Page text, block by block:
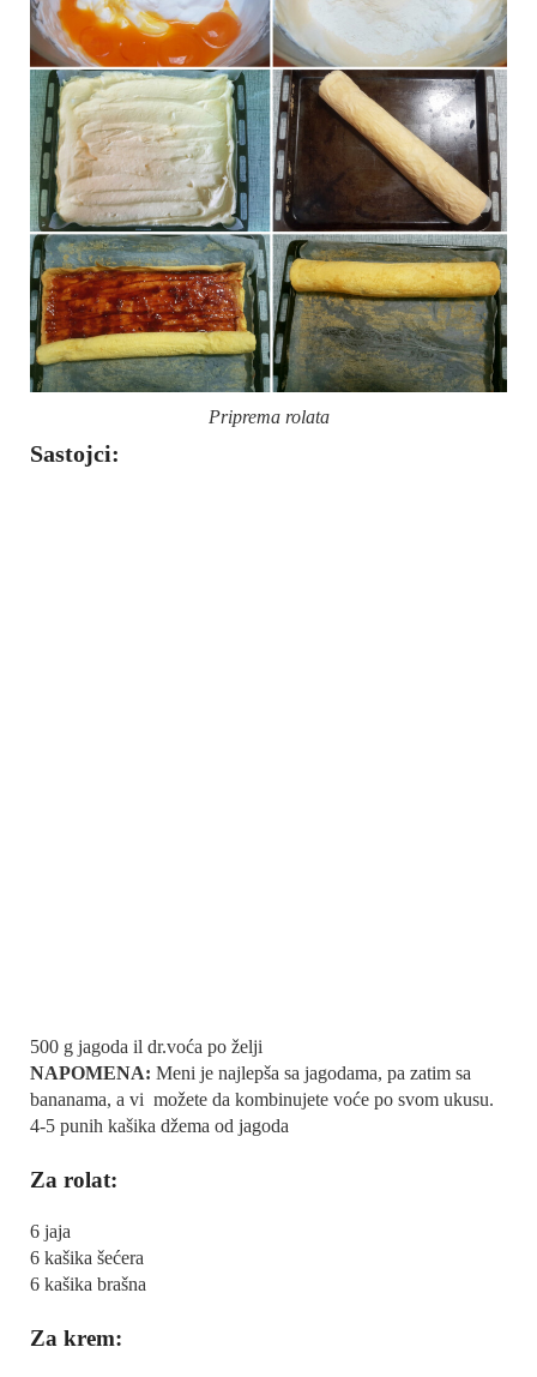
Priprema rolata
Sastojci:
500 g jagoda il dr.voća po želji
NAPOMENA: Meni je najlepša sa jagodama, pa zatim sa
bananama, a vi možete da kombinujete voće po svom ukusu.
4-5 punih kašika džema od jagoda
Za rolat:
6 jaja
6 kašika šećera
6 kašika brašna
Za krem: